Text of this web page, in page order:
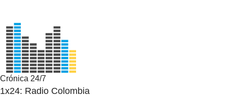
Crónica 24/7
1x24: Radio Colombia